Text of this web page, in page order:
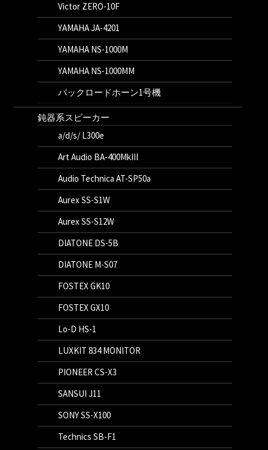
Victor ZERO-10F
YAMAHA JA-4201
YAMAHA NS-1000M
YAMAHA NS-1000MM
バックロードホーン1号機
鈍器系スピーカー
a/d/s/ L300e
Art Audio BA-400MkIII
Audio Technica AT-SP50a
Aurex SS-S1W
Aurex SS-S12W
DIATONE DS-5B
DIATONE M-S07
FOSTEX GK10
FOSTEX GX10
Lo-D HS-1
LUXKIT 834 MONITOR
PIONEER CS-X3
SANSUI J11
SONY SS-X100
Technics SB-F1